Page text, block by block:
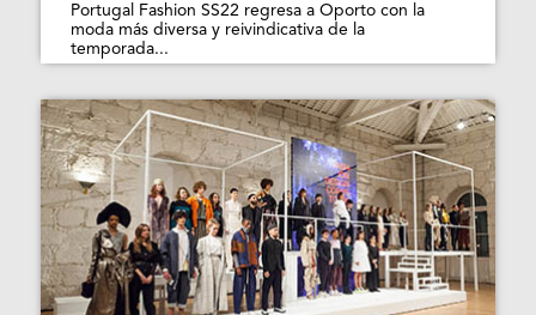
Portugal Fashion SS22 regresa a Oporto con la
moda más diversa y reivindicativa de la
temporada...